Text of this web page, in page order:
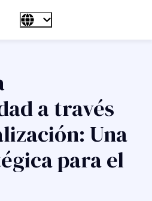
a través
Una
para el